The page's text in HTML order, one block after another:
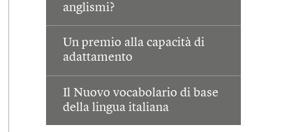
anglismi?
Un premio alla capacità di
adattamento
Il Nuovo vocabolario di base
della lingua italiana